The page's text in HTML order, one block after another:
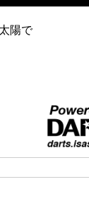
陽で